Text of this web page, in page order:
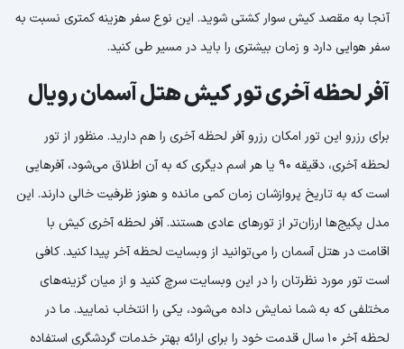
آنجا به مقصد کیش سوار کشتی شوید. این نوع سفر هزینه کمتری نسبت به
سفر هوایی دارد و زمان بیشتری را باید در مسیر طی کنید.
آفر لحظه آخری تور کیش هتل آسمان رویال
برای رزرو این تور امکان رزرو آفر لحظه آخری را هم دارید. منظور از تور
لحظه آخری، دقیقه 90 یا هر اسم دیگری که به آن اطلاق می‌شود، آفرهایی
است که به تاریخ پروازشان زمان کمی مانده و هنوز ظرفیت خالی دارند. این
مدل پکیج‌ها ارزان‌تر از تورهای عادی هستند. آفر لحظه آخری کیش با
اقامت در هتل آسمان را می‌توانید از وبسایت لحظه آخر پیدا کنید. کافی
است تور مورد نظرتان را در این وبسایت سرچ کنید و از میان گزینه‌های
مختلفی که به شما نمایش داده می‌شود، یکی را انتخاب نمایید. ما در
لحظه آخر 10 سال قدمت خود را برای ارائه بهتر خدمات گردشگری استفاده